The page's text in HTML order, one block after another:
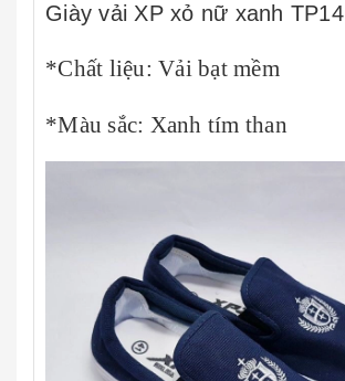
Giày vải XP xỏ nữ xanh TP14
*Chất liệu: Vải bạt mềm
*Màu sắc: Xanh tím than